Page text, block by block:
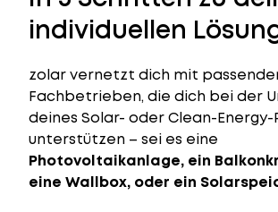
individuellen
zolar vernetzt dich mit
Fachbetrieben, die dich bei der
deines Solar- oder Clean-
unterstützen – sei es eine
Photovoltaikanlage, ein
eine Wallbox, oder ein